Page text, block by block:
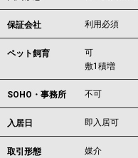
保証会社 利用必須
ペット飼育
可
敷1積増
SOHO・事務所 不可
入居日 即入居可
取引形態 媒介